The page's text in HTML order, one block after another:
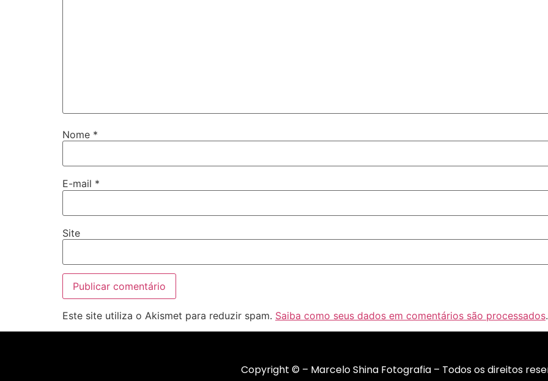
Nome *
E-mail *
Site
Este site utiliza o Akismet para reduzir spam. Saiba como seus dados em comentários são processados.
Copyright © – Marcelo Shina Fotografia – Todos os direitos